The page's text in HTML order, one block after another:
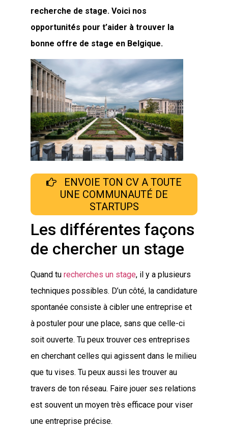
recherche de stage. Voici nos
opportunités pour t’aider à trouver la
bonne offre de stage en Belgique.
ENVOIE TON CV A TOUTE
UNE COMMUNAUTÉ DE
STARTUPS
Les différentes façons
de chercher un stage
Quand tu recherches un stage, il y a plusieurs
techniques possibles. D’un côté, la candidature
spontanée consiste à cibler une entreprise et
à postuler pour une place, sans que celle-ci
soit ouverte. Tu peux trouver ces entreprises
en cherchant celles qui agissent dans le milieu
que tu vises. Tu peux aussi les trouver au
travers de ton réseau. Faire jouer ses relations
est souvent un moyen très efficace pour viser
une entreprise précise.